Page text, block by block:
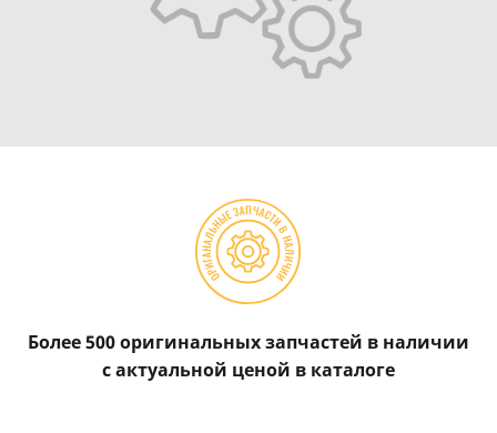
Более 500 оригинальных запчастей в наличии
с актуальной ценой в каталоге